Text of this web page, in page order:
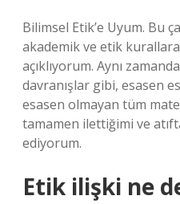
Bilimsel Etik’e Uyum. Bu
akademik ve etik
açıklıyorum. Aynı
davranışlar gibi, esasen
esasen olmayan tüm
tamamen ilettiğimi ve
ediyorum.
Etik ilişki ne